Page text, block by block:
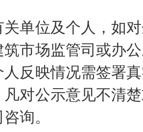
位及个人，如对
市场监管司或办
人反映情况需签署
凡对公示意见不清
询。